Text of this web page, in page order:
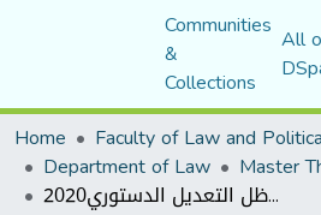
Communities
&
Collections
All
Home
Department of Law Master
مكانة الادارة المركزية في النظام الدستوري الجزائري في ظل التعديل الدستوري2020